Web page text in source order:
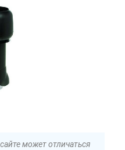
может отличаться